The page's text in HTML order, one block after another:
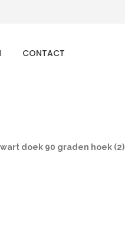
CONTACT
doek 90 graden hoek (2)